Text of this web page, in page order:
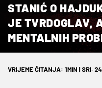
STANIĆ O
JE TVRDOGLAV,
MENTALNIH
VRIJEME ČITANJA: 1MIN | SRI.